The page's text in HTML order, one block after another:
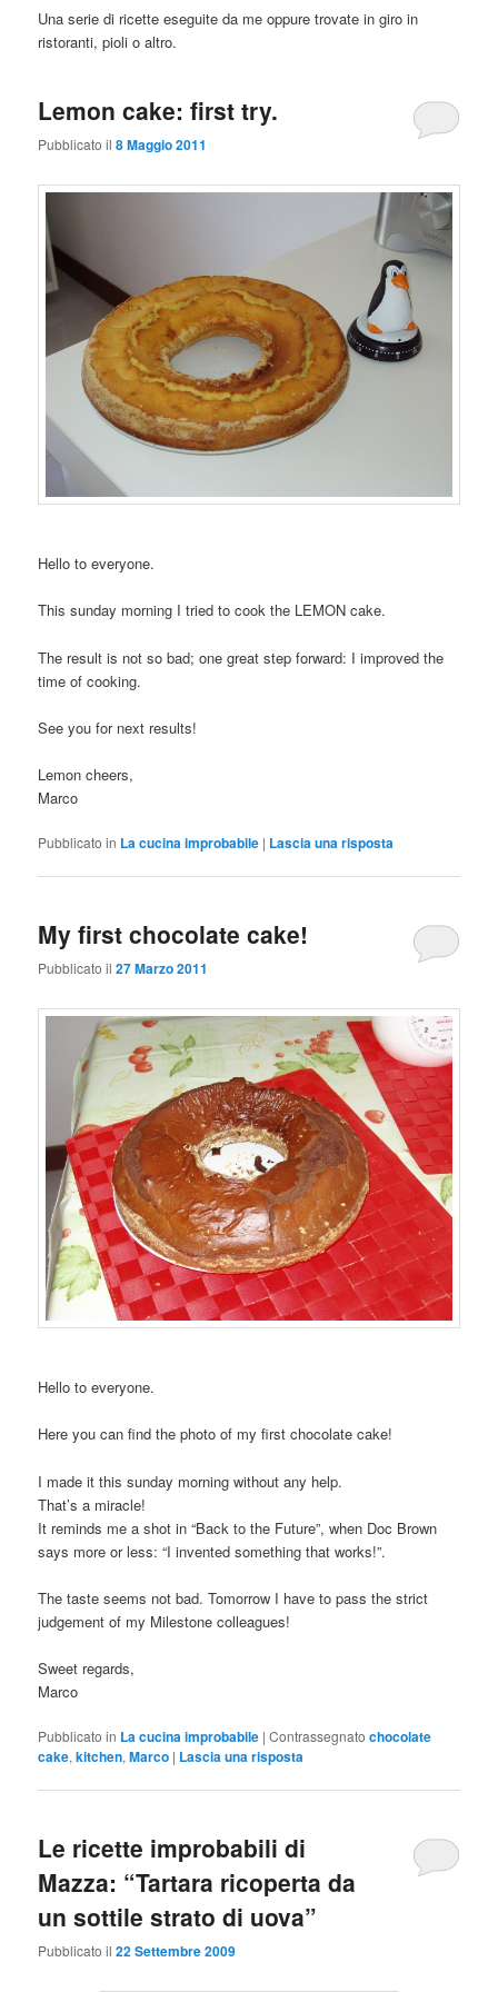
Una serie di ricette eseguite da me oppure trovate in giro in
ristoranti, pioli o altro.
Lemon cake: first try.
Pubblicato il8 Maggio 2011
Hello to everyone.
This sunday morning I tried to cook the LEMON cake.
The result is not so bad; one great step forward: I improved the
time of cooking.
See you for next results!
Lemon cheers,
Marco
Pubblicato in La cucina improbabile | Lascia una risposta
My first chocolate cake!
Pubblicato il27 Marzo 2011
Hello to everyone.
Here you can find the photo of my first chocolate cake!
I made it this sunday morning without any help.
That’s a miracle!
It reminds me a shot in “Back to the Future”, when Doc Brown
says more or less: “I invented something that works!”.
The taste seems not bad. Tomorrow I have to pass the strict
judgement of my Milestone colleagues!
Sweet regards,
Marco
Pubblicato in La cucina improbabile |Contrassegnato chocolate
cake,kitchen,Marco | Lascia una risposta
Le ricette improbabili di
Mazza: “Tartara ricoperta da
un sottile strato di uova”
Pubblicato il22 Settembre 2009